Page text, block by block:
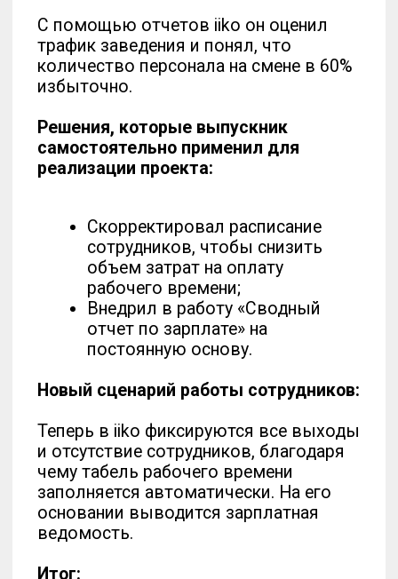
Новый сценарий работы сотрудников:
Теперь в iiko фиксируются все выходы
и отсутствие сотрудников, благодаря
чему табель рабочего времени
основании выводится зарплатная
ведомость.
Итог:
на 20%. Теперь в заведении
отслеживаются фактически
отработанные часы за счет
грамотного распределения рабочих
мест по оптимизированному в iiko
ОСТАВИТЬ ЗАЯВКУ
Оставьте заявку.